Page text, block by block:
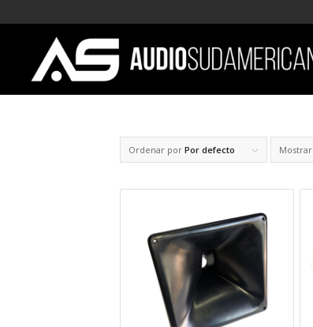
Ordenar por Por defecto Mostrar